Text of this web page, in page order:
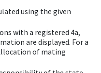
using the given
with a registered 4a,
are displayed. For a
of mating